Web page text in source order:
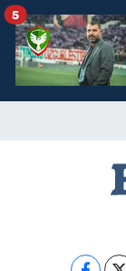
5